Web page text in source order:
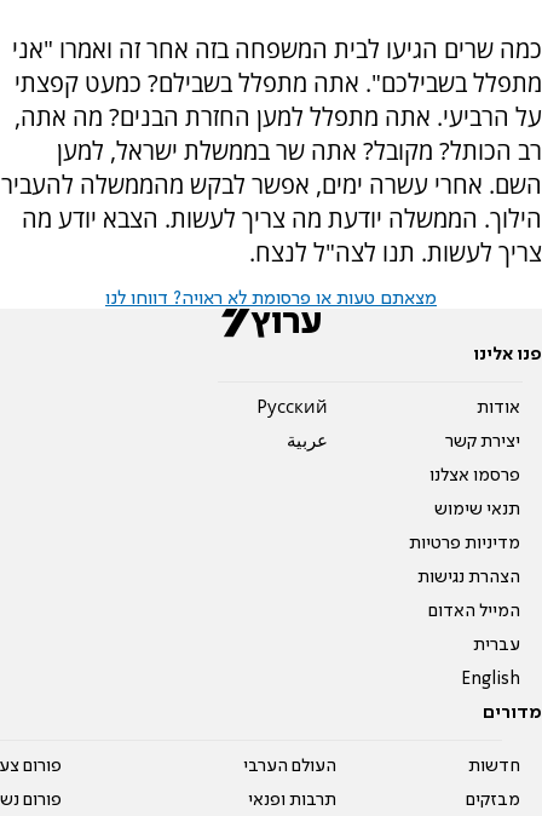
כמה שרים הגיעו לבית המשפחה בזה אחר זה ואמרו "אני
מתפלל בשבילכם". אתה מתפלל בשבילם? כמעט קפצתי
על הרביעי. אתה מתפלל למען החזרת הבנים? מה אתה,
רב הכותל? מקובל? אתה שר בממשלת ישראל, למען
השם. אחרי עשרה ימים, אפשר לבקש מהממשלה להעביר
הילוך. הממשלה יודעת מה צריך לעשות. הצבא יודע מה
צריך לעשות. תנו לצה"ל לנצח.
מצאתם טעות או פרסומת לא ראויה? דווחו לנו
פנו אלינו
אודות
יצירת קשר
פרסמו אצלנו
תנאי שימוש
מדיניות פרטיות
הצהרת נגישות
המייל האדום
עברית
English
Pусский
عربية
מדורים
חדשות
מבזקים
העולם הערבי
תרבות ופנאי
פורום
פורום